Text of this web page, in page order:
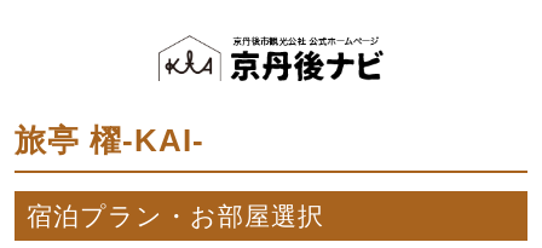
旅亭 櫂‐KAI‐
宿泊プラン・お部屋選択